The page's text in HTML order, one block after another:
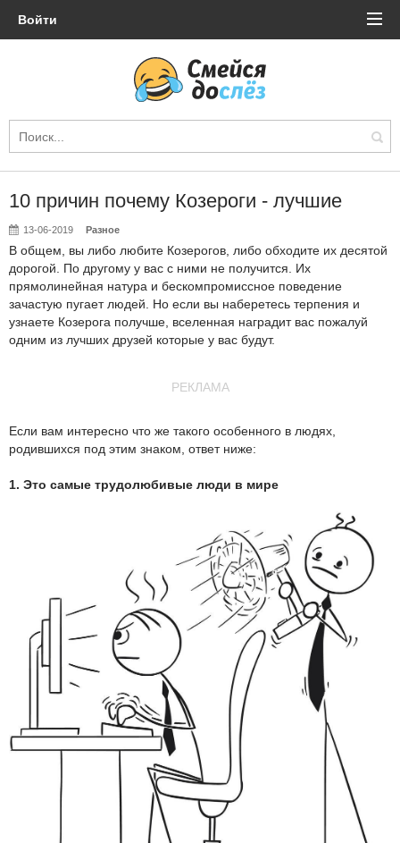
Войти
10 причин почему Козероги - лучшие
13-06-2019 Разное
В общем, вы либо любите Козерогов, либо обходите их десятой
дорогой. По другому у вас с ними не получится. Их
прямолинейная натура и бескомпромиссное поведение
зачастую пугает людей. Но если вы наберетесь терпения и
узнаете Козерога получше, вселенная наградит вас пожалуй
одним из лучших друзей которые у вас будут.
РЕКЛАМА
Если вам интересно что же такого особенного в людях,
родившихся под этим знаком, ответ ниже:
1. Это самые трудолюбивые люди в мире